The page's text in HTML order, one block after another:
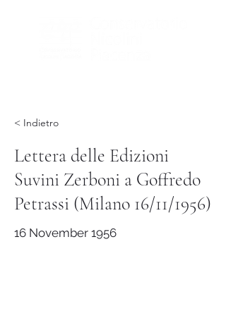
< Indietro
Lettera delle Edizioni
Suvini Zerboni a Goffredo
Petrassi (Milano 16/11/1956)
16 November 1956